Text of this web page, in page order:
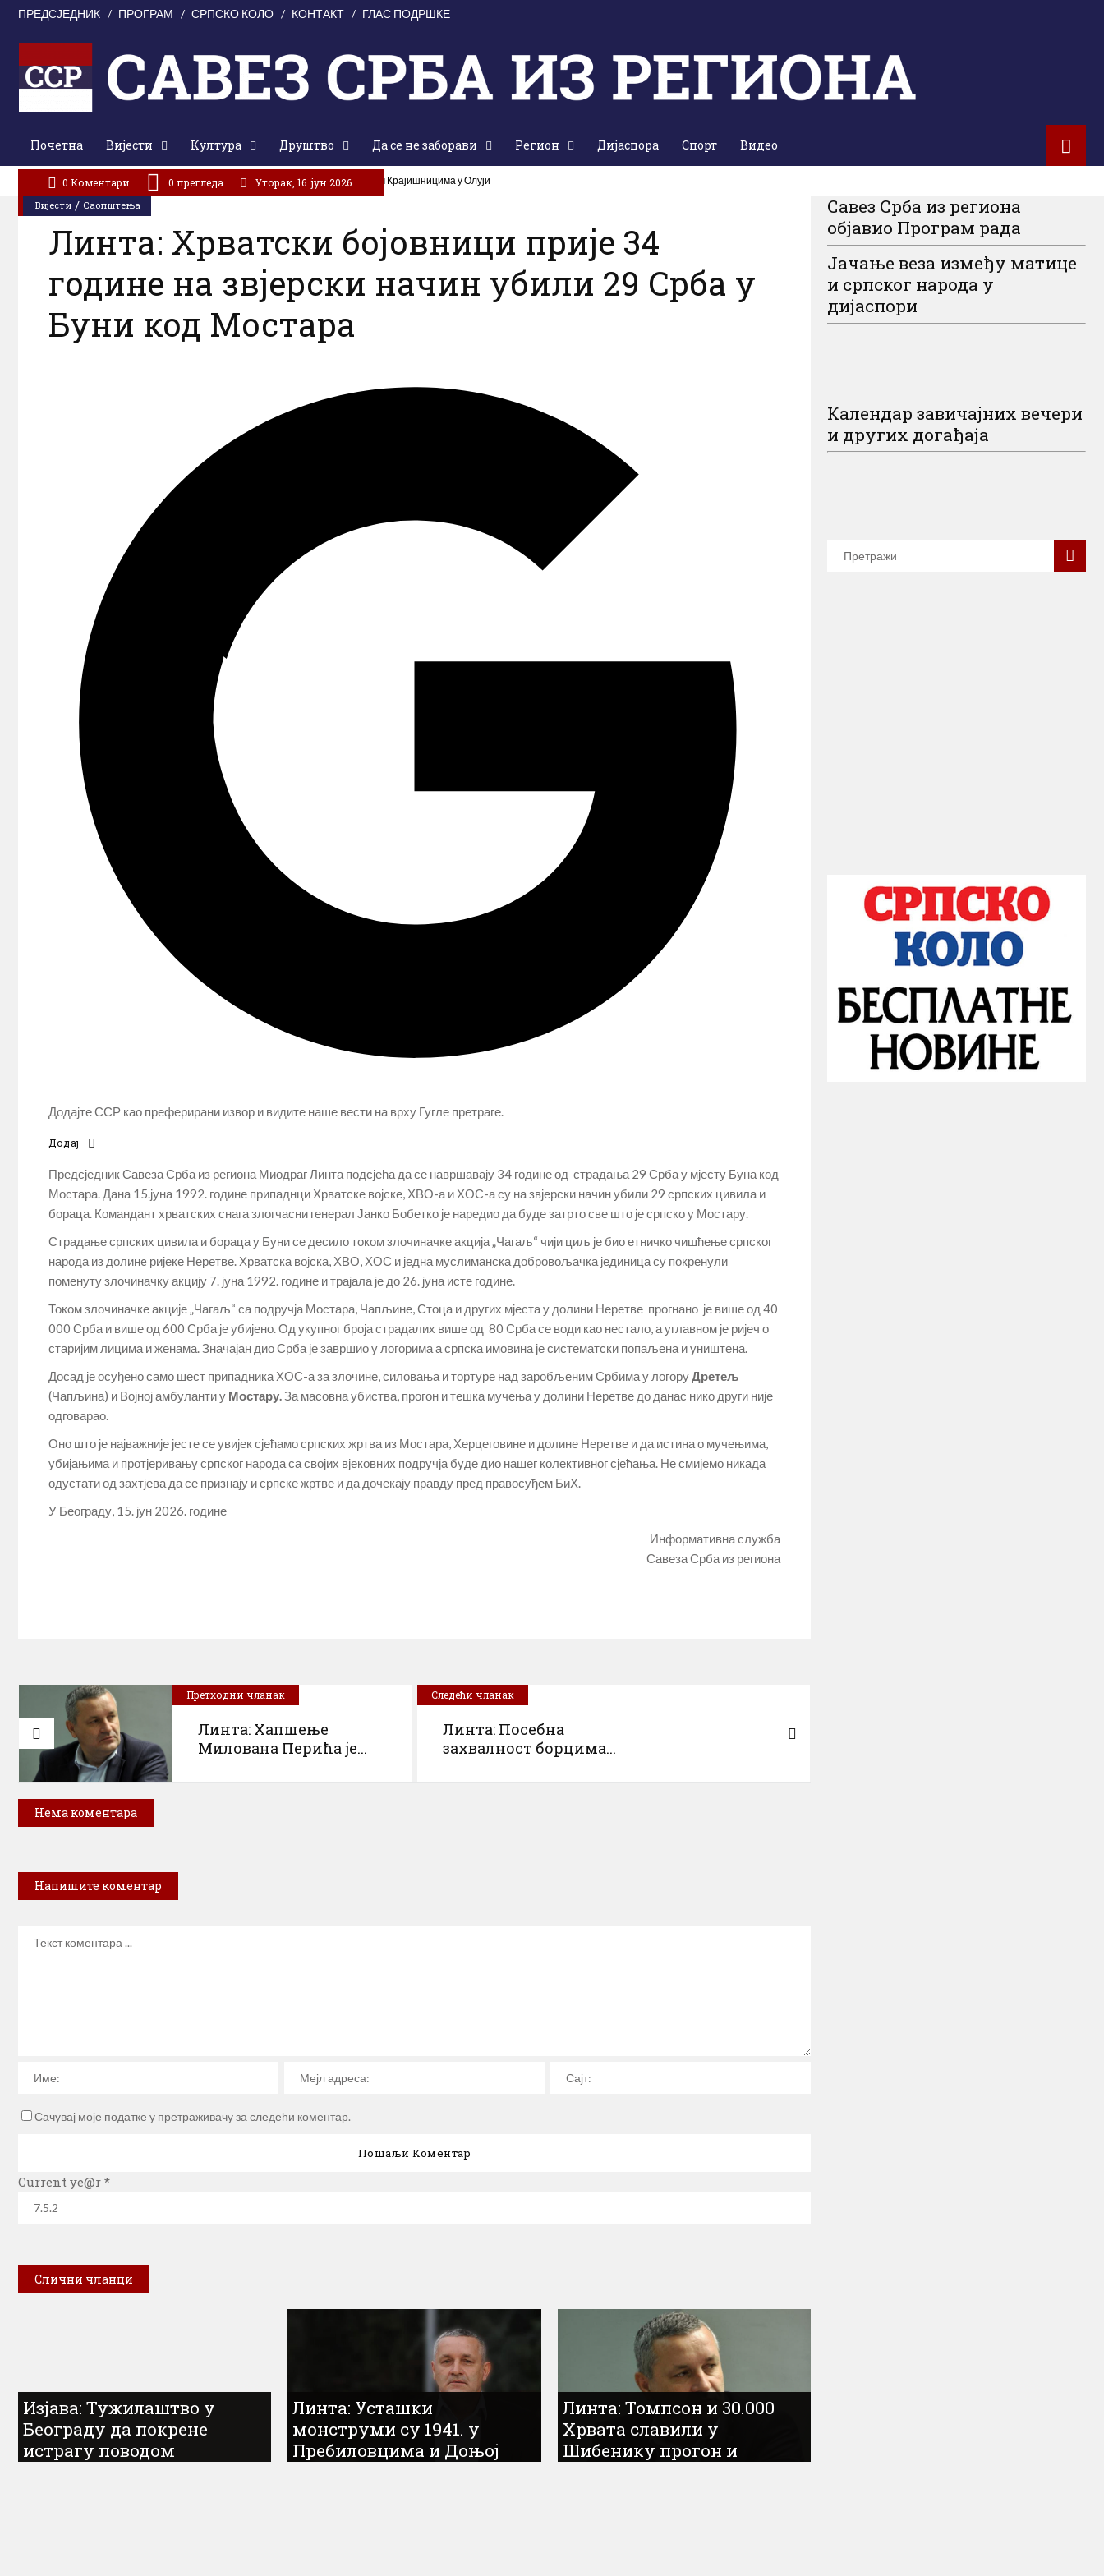
ПРЕДСЈЕДНИК ПРОГРАМ СРПСКО КОЛО КОНТАКТ ГЛАС ПОДРШКЕ
Почетна Вијести Култура Друштво Да се не заборави Регион Дијаспора Спорт Видео
АКТУЕЛНО:
На Бусијама парастосом и сјећањем одата почаст страдалим Крајишницима у Олуји
Вијести / Саопштења
0 Коментари 0 прегледа Уторак, 16. јун 2026.
Линта: Хрватски бојовници прије 34
године на звјерски начин убили 29 Срба у
Буни код Мостара
Додајте ССР као преферирани извор и видите наше вести на врху Гугле претраге.
Додај
Предсједник Савеза Срба из региона Миодраг Линта подсјећа да се навршавају 34 године од страдања 29 Срба у мјесту Буна код
Мостара. Дана 15.јуна 1992. године припаднци Хрватске војске, ХВО-а и ХОС-а су на звјерски начин убили 29 српских цивила и
бораца. Командант хрватских снага злогчасни генерал Јанко Бобетко је наредио да буде затрто све што је српско у Мостару.
Страдање српских цивила и бораца у Буни се десило током злочиначке акција „Чагаљ“ чији циљ је био етничко чишћење српског
народа из долинe ријеке Неретве. Хрватска војска, ХВО, ХОС и једна муслиманска добровољачка јединица су покренули
поменуту злочиначку акцију 7. јуна 1992. године и трајала је до 26. јуна исте године.
Током злочиначке акције „Чагаљ“ са подручја Мостара, Чапљине, Стоца и других мјеста у долини Неретве прогнано је више од 40
000 Срба и више од 600 Срба је убијено. Од укупног броја страдалих више од 80 Срба се води као нестало, а углавном је ријеч о
старијим лицима и женама. Значајан дио Срба је завршио у логорима а српска имовина је систематски попаљена и уништена.
Досад је осуђено само шест припадника ХОС-а за злочине, силовања и тортуре над заробљеним Србима у логоруДретељ
(Чапљина) и Војној амбуланти у Мостару.За масовна убиства, прогон и тешка мучења у долини Неретве до данас нико други није
одговарао.
Оно што је најважније јесте се увијек сјећамо српских жртва из Мостара, Херцеговине и долине Неретве и да истина о мучењима,
убијањима и протјеривању српског народа са својих вјековних подручја буде дио нашег колективног сјећања. Не смијемо никада
одустати од захтјева да се признају и српске жртве и да дочекају правду пред правосуђем БиХ.
У Београду, 15. јун 2026. године
Информативна служба
Савеза Срба из региона
Претходни чланак
Линта: Хапшење
Mилована Перића је...
Следећи чланак
Линта: Посебна
захвалност борцима...
Нема коментара
Напишите коментар
Сачувај моје податке у претраживачу за следећи коментар.
Current ye@r *
Слични чланци
Изјава: Тужилаштво у
Београду да покрене
истрагу поводом
Линта: Усташки
монструми су 1941. у
Пребиловцима и Доњој
Линта: Томпсон и 30.000
Хрвата славили у
Шибенику прогон и
Савез Срба из региона
објавио Програм рада
Јачање веза између матице
и српског народа у
дијаспори
Календар завичајних вечери
и других догађаја